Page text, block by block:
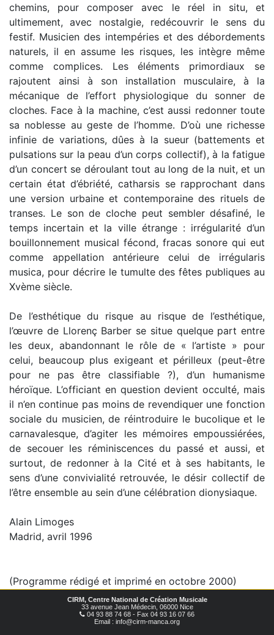
chemins, pour composer avec le réel in situ, et
ultimement, avec nostalgie, redécouvrir le sens du
festif. Musicien des intempéries et des débordements
naturels, il en assume les risques, les intègre même
comme complices. Les éléments primordiaux se
rajoutent ainsi à son installation musculaire, à la
mécanique de l’effort physiologique du sonner de
cloches. Face à la machine, c’est aussi redonner toute
sa noblesse au geste de l’homme. D’où une richesse
infinie de variations, dûes à la sueur (battements et
pulsations sur la peau d’un corps collectif), à la fatigue
d’un concert se déroulant tout au long de la nuit, et un
certain état d’ébriété, catharsis se rapprochant dans
une version urbaine et contemporaine des rituels de
transes. Le son de cloche peut sembler désafiné, le
temps incertain et la ville étrange : irrégularité d’un
bouillonnement musical fécond, fracas sonore qui eut
comme appellation antérieure celui de irrégularis
musica, pour décrire le tumulte des fêtes publiques au
Xvème siècle.
De l’esthétique du risque au risque de l’esthétique,
l’œuvre de Llorenç Barber se situe quelque part entre
les deux, abandonnant le rôle de « l’artiste » pour
celui, beaucoup plus exigeant et périlleux (peut-être
pour ne pas être classifiable ?), d’un humanisme
héroïque. L’officiant en question devient occulté, mais
il n’en continue pas moins de revendiquer une fonction
sociale du musicien, de réintroduire le bucolique et le
carnavalesque, d’agiter les mémoires empoussiérées,
de secouer les réminiscences du passé et aussi, et
surtout, de redonner à la Cité et à ses habitants, le
sens d’une convivialité retrouvée, le désir collectif de
l’être ensemble au sein d’une célébration dionysiaque.
Alain Limoges
Madrid, avril 1996
(Programme rédigé et imprimé en octobre 2000)
CIRM, Centre National de Création Musicale
33 avenue Jean Médecin, 06000 Nice
04 93 88 74 68 - Fax 04 93 16 07 66
Email : info@cirm-manca.org